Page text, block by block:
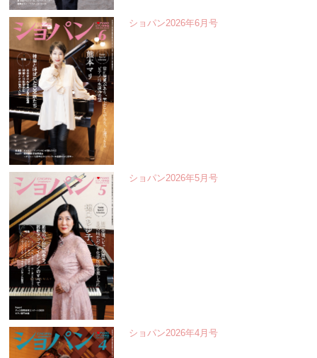
ショパン2026年6月号
ショパン2026年5月号
ショパン2026年4月号